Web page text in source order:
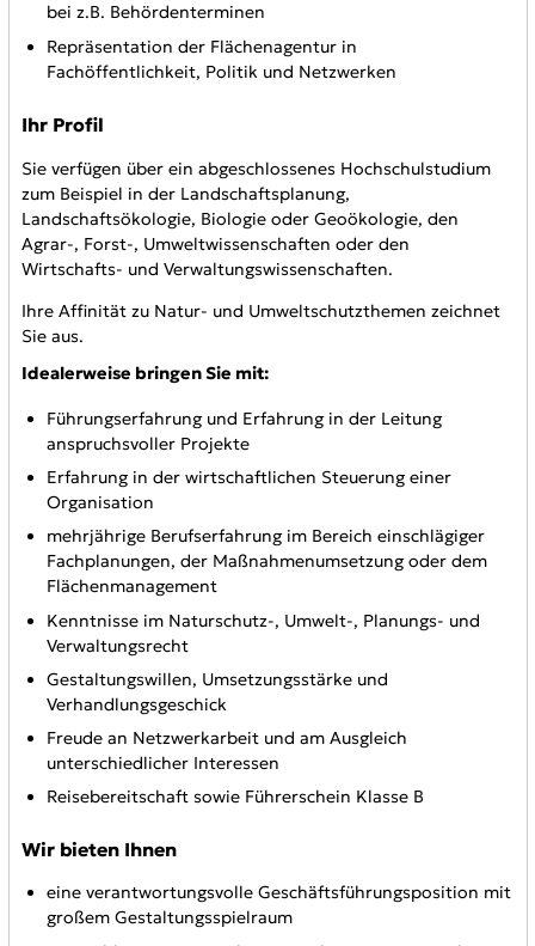
bei z.B. Behördenterminen
Repräsentation der Flächenagentur in
Fachöffentlichkeit, Politik und Netzwerken
Ihr Profil
Sie verfügen über ein abgeschlossenes Hochschulstudium
zum Beispiel in der Landschaftsplanung,
Landschaftsökologie, Biologie oder Geoökologie, den
Agrar-, Forst-, Umweltwissenschaften oder den
Wirtschafts- und Verwaltungswissenschaften.
Ihre Affinität zu Natur- und Umweltschutzthemen zeichnet
Sie aus.
Idealerweise bringen Sie mit:
Führungserfahrung und Erfahrung in der Leitung
anspruchsvoller Projekte
Erfahrung in der wirtschaftlichen Steuerung einer
Organisation
mehrjährige Berufserfahrung im Bereich einschlägiger
Fachplanungen, der Maßnahmenumsetzung oder dem
Flächenmanagement
Kenntnisse im Naturschutz-, Umwelt-, Planungs- und
Verwaltungsrecht
Gestaltungswillen, Umsetzungsstärke und
Verhandlungsgeschick
Freude an Netzwerkarbeit und am Ausgleich
unterschiedlicher Interessen
Reisebereitschaft sowie Führerschein Klasse B
Wir bieten Ihnen
eine verantwortungsvolle Geschäftsführungsposition mit
großem Gestaltungsspielraum